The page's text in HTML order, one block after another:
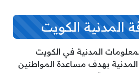
المدنية الكويت
المدنية في الكويت
بهدف مساعدة المواطنين